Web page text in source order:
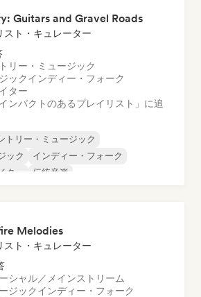
Guitars and Gravel Roads
スト・キュレーター
リー・ミュージック
ックインディー・フォーク
ター
ンパクトのあるプレイリスト」に追
トリー・ミュージック
ック
インディー・フォーク
ター
伝統音楽
Melodies
スト・キュレーター
シャル／メインストリーム
ジックインディー・フォーク